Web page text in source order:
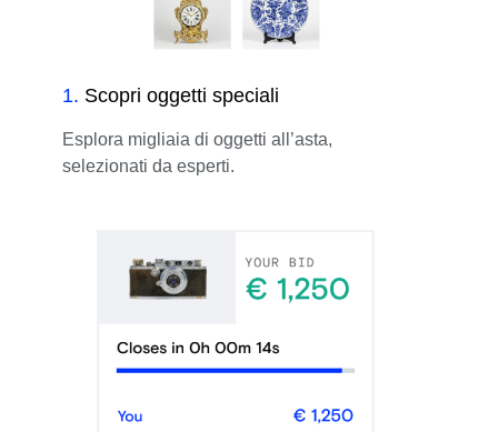
1. Scopri oggetti speciali
Esplora migliaia di oggetti all’asta,
selezionati da esperti.